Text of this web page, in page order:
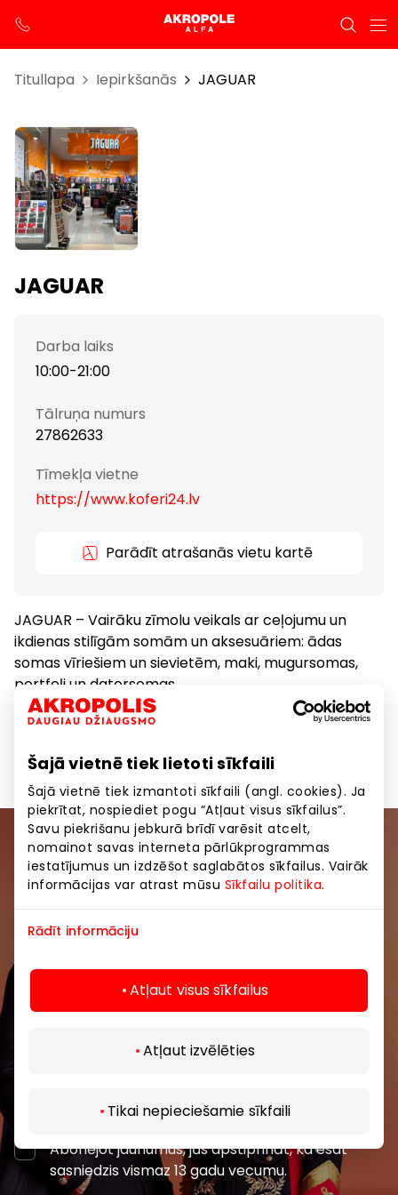
Šajā vietnē tiek lietoti sīkfaili
Šajā vietnē tiek izmantoti sīkfaili (angl. cookies). Ja
piekrītat, nospiediet pogu “Atļaut visus sīkfailus”.
Savu piekrišanu jebkurā brīdī varēsit atcelt,
nomainot savas interneta pārlūkprogrammas
iestatījumus un izdzēšot saglabātos sīkfailus. Vairāk
informācijas var atrast mūsu Sīkfailu politika.
Rādīt informāciju
Atļaut visus sīkfailus
Atļaut izvēlēties
Tikai nepieciešamie sīkfaili
Titullapa Iepirkšanās JAGUAR
JAGUAR
Darba laiks
10:00-21:00
Tālruņa numurs
27862633
Tīmekļa vietne
https://www.koferi24.lv
Parādīt atrašanās vietu kartē
JAGUAR – Vairāku zīmolu veikals ar ceļojumu un
ikdienas stilīgām somām un aksesuāriem: ādas
somas vīriešiem un sievietēm, maki, mugursomas,
portfeļi un datorsomas
Pievienojieties mūsu kopienai
Uzzini pirmais par labākajiem piedāvājumiem,
izklaides centros “AKROPOLE Alfa” un “AKROPOLE
Abonējot jaunumus, jūs apstiprināt, ka esat
sasniedzis vismaz 13 gadu vecumu.